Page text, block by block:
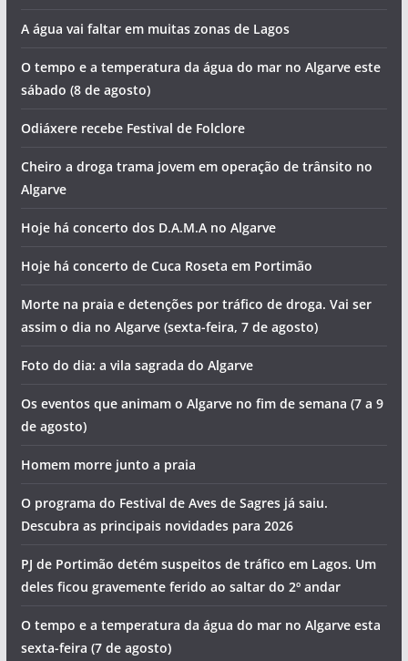
A água vai faltar em muitas zonas de Lagos
O tempo e a temperatura da água do mar no Algarve este
sábado (8 de agosto)
Odiáxere recebe Festival de Folclore
Cheiro a droga trama jovem em operação de trânsito no
Algarve
Hoje há concerto dos D.A.M.A no Algarve
Hoje há concerto de Cuca Roseta em Portimão
Morte na praia e detenções por tráfico de droga. Vai ser
assim o dia no Algarve (sexta-feira, 7 de agosto)
Foto do dia: a vila sagrada do Algarve
Os eventos que animam o Algarve no fim de semana (7 a 9
de agosto)
Homem morre junto a praia
O programa do Festival de Aves de Sagres já saiu.
Descubra as principais novidades para 2026
PJ de Portimão detém suspeitos de tráfico em Lagos. Um
deles ficou gravemente ferido ao saltar do 2º andar
O tempo e a temperatura da água do mar no Algarve esta
sexta-feira (7 de agosto)